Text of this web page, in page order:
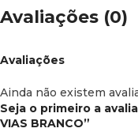
Avaliações (0)
Avaliações
Ainda não existem
Seja o primeiro a
VIAS BRANCO”